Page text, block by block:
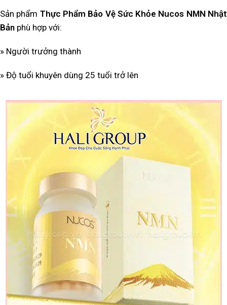
Sản phẩm Thực Phẩm Bảo Vệ Sức Khỏe Nucos NMN Nhật
Bản phù hợp với:
» Người trưởng thành
» Độ tuổi khuyên dùng 25 tuổi trở lên